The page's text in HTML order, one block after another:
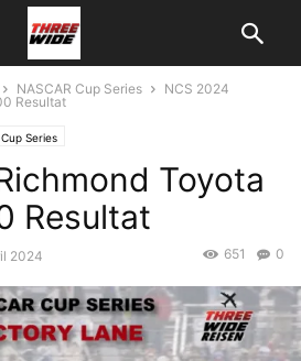
NASCAR Cup Series
NCS 2024
Resultat
Series
Toyota
Resultat
2024 0
651